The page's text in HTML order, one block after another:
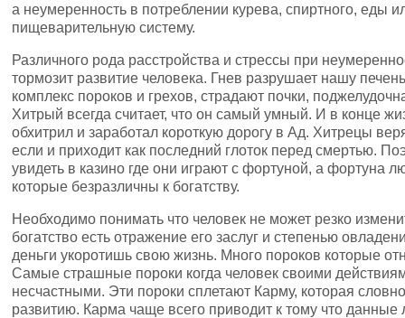
а неумеренность в потреблении курева, спиртного, еды
пищеварительную систему.
Различного рода расстройства и стрессы при
тормозит развитие человека. Гнев разрушает нашу
комплекс пороков и грехов, страдают почки,
Хитрый всегда считает, что он самый умный. И в конце
обхитрил и заработал короткую дорогу в Ад. Хитрецы
если и приходит как последний глоток перед смертью.
увидеть в казино где они играют с фортуной, а фортуна
которые безразличны к богатству.
Необходимо понимать что человек не может резко
богатство есть отражение его заслуг и степенью
деньги укоротишь свою жизнь. Много пороков которые
Самые страшные пороки когда человек своими
несчастными. Эти пороки сплетают Карму, которая
развитию. Карма чаще всего приводит к тому что